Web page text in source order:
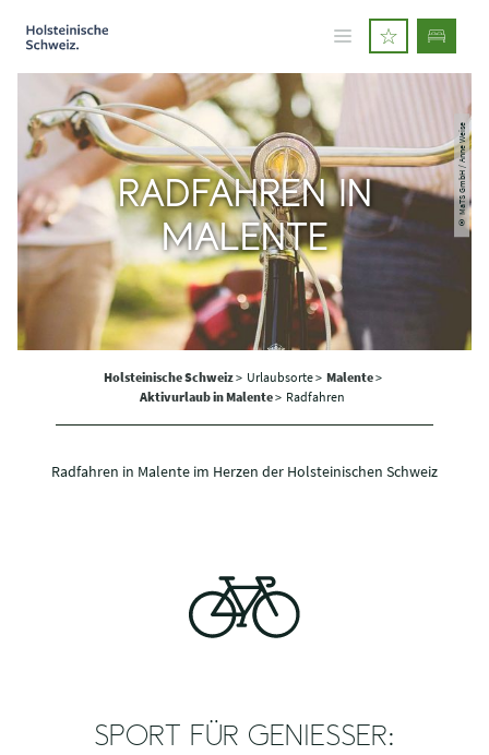
© MaTS GmbH / Anne Weise
RADFAHREN IN
MALENTE
Holsteinische Schweiz> Urlaubsorte > Malente>
Aktivurlaub in Malente> Radfahren
Radfahren in Malente im Herzen der Holsteinischen Schweiz
SPORT FÜR GENIESSER: R